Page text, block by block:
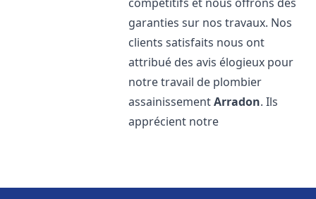
garanties sur nos travaux. Nos
clients satisfaits nous ont
attribué des avis élogieux pour
notre travail de plombier
assainissementArradon. Ils
apprécient notre